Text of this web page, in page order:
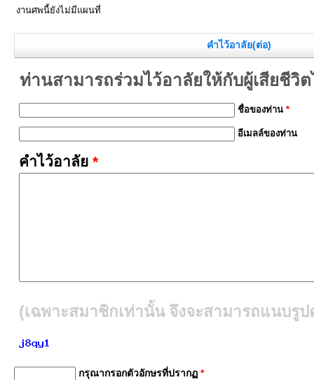
งานศพนี้ยังไม่มีแผนที่
คำไว้อาลัย(ต่อ)
ท่านสามารถร่วมไว้อาลัยให้กับผู้เสียชีวิ
ชื่อของท่าน*
อีเมลล์ของท่าน
คำไว้อาลัย *
(เฉพาะสมาชิกเท่านั้น จึงจะสามารถแนบรู
กรุณากรอกตัวอักษรที่ปรากฏ *